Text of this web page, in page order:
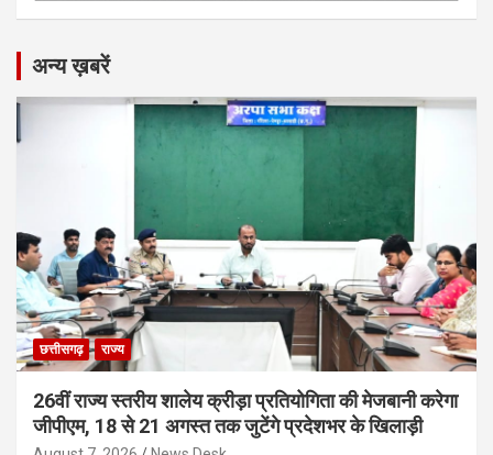
अन्य ख़बरें
छत्तीसगढ़ राज्य
26वीं राज्य स्तरीय शालेय क्रीड़ा प्रतियोगिता की मेजबानी करेगा
जीपीएम, 18 से 21 अगस्त तक जुटेंगे प्रदेशभर के खिलाड़ी